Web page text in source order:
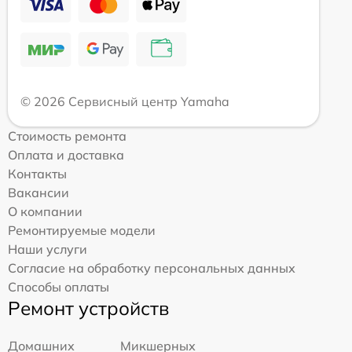
© 2026 Сервисный центр Yamaha
Стоимость ремонта
Оплата и доставка
Контакты
Вакансии
О компании
Ремонтируемые модели
Наши услуги
Согласие на обработку персональных данных
Способы оплаты
Ремонт устройств
Домашних Микшерных